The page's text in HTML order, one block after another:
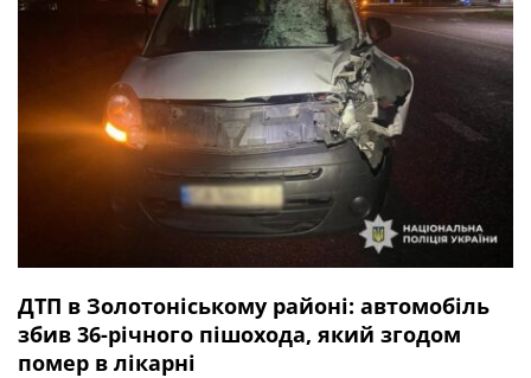
ДТП в Золотоніському районі: автомобіль
збив 36-річного пішохода, який згодом
помер в лікарні